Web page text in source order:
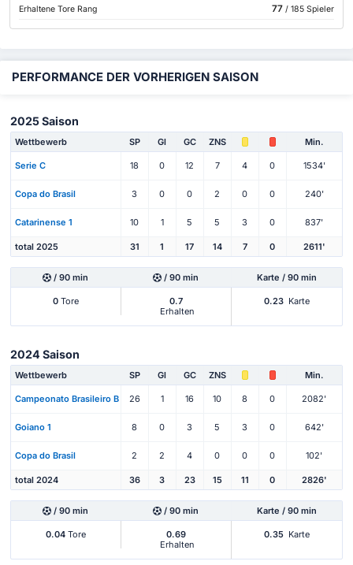
Erhaltene Tore Rang 77/ 185 Spieler
PERFORMANCE DER VORHERIGEN SAISON
2025 Saison
Wettbewerb SP Gl GC ZNS Min.
Serie C 18 0 12 7 4 0 1534'
Copa do Brasil 3 0 0 2 0 0 240'
Catarinense 1 10 1 5 5 3 0 837'
total 2025 31 1 17 14 7 0 2611'
/ 90 min / 90 min Karte / 90 min
0Tore
0.7
Erhalten
0.23 Karte
2024 Saison
Wettbewerb SP Gl GC ZNS Min.
Campeonato Brasileiro B 26 1 16 10 8 0 2082'
Goiano 1 8 0 3 5 3 0 642'
Copa do Brasil 2 2 4 0 0 0 102'
total 2024 36 3 23 15 11 0 2826'
/ 90 min / 90 min Karte / 90 min
0.04Tore
0.69
Erhalten
0.35 Karte